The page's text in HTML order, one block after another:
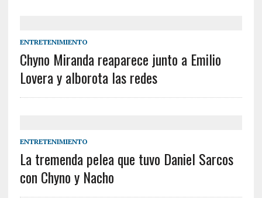
ENTRETENIMIENTO
Chyno Miranda reaparece junto a Emilio
Lovera y alborota las redes
ENTRETENIMIENTO
La tremenda pelea que tuvo Daniel Sarcos
con Chyno y Nacho